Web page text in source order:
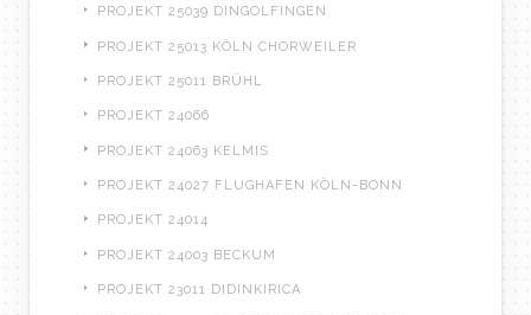
PROJEKT 25039 DINGOLFINGEN
PROJEKT 25013 KÖLN CHORWEILER
PROJEKT 25011 BRÜHL
PROJEKT 24066
PROJEKT 24063 KELMIS
PROJEKT 24027 FLUGHAFEN KÖLN-BONN
PROJEKT 24014
PROJEKT 24003 BECKUM
PROJEKT 23011 DIDINKIRICA